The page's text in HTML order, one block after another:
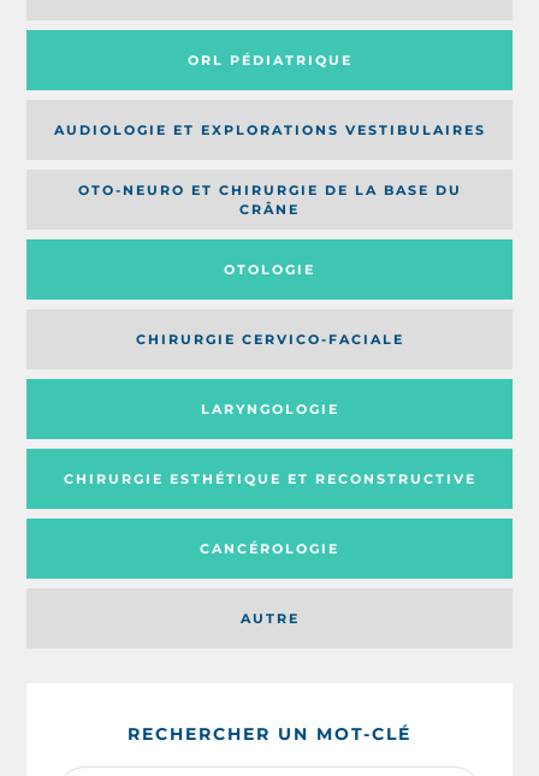
ORL PÉDIATRIQUE
AUDIOLOGIE ET EXPLORATIONS VESTIBULAIRES
OTO-NEURO ET CHIRURGIE DE LA BASE DU
CRÂNE
OTOLOGIE
CHIRURGIE CERVICO-FACIALE
AUTRE
LARYNGOLOGIE
CHIRURGIE ESTHÉTIQUE ET RECONSTRUCTIVE
CANCÉROLOGIE
RECHERCHER UN MOT-CLÉ